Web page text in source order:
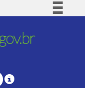
Comunica BR
Legislação